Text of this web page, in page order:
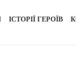
ІСТОРІЇ ГЕРОЇВ